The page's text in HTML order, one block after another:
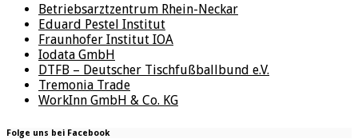
Betriebsarztzentrum Rhein-Neckar
Eduard Pestel Institut
Fraunhofer Institut IOA
Iodata GmbH
DTFB – Deutscher Tischfußballbund e.V.
Tremonia Trade
WorkInn GmbH & Co. KG
Folge uns bei Facebook